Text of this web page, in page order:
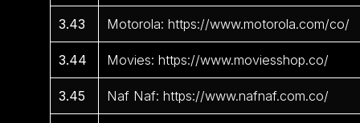
3.43 Motorola: https://www.motorola.com/co/
3.44 Movies: https://www.moviesshop.co/
3.45 Naf Naf: https://www.nafnaf.com.co/